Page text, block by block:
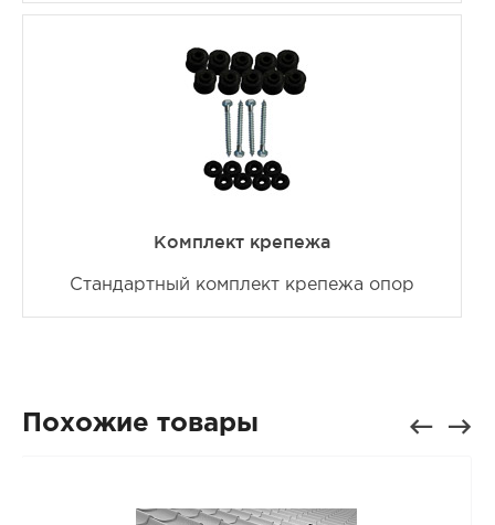
Комплект крепежа
Стандартный комплект крепежа опор
Похожие товары